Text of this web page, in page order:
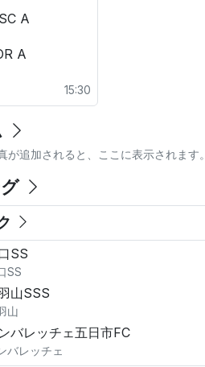
A
A
15:30
が追加されると、ここに表示されます。
SS
SS
山SSS
山
バレッチェ五日市FC
バレッチェ